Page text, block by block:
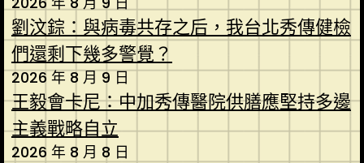
劉汶錝：與病毒共存之后，我台北秀傳健檢
們還剩下幾多警覺？
2026 年 8 月 9 日
王毅會卡尼：中加秀傳醫院供膳應堅持多邊
主義戰略自立
2026 年 8 月 8 日